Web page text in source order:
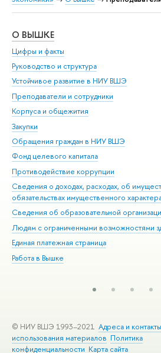
О ВЫШКЕ
Цифры и факты
Руководство и структура
Устойчивое развитие в НИУ ВШЭ
Преподаватели и сотрудники
Корпуса и общежития
Закупки
Обращения граждан в НИУ ВШЭ
Фонд целевого капитала
Противодействие коррупции
Сведения о доходах, расходах, об
обязательствах имущественного
Сведения об образовательной
Людям с ограниченными возможностями
Единая платежная страница
Работа в Вышке
© НИУ ВШЭ 1993–2021 Адреса и контакты
использования материалов Политика
конфиденциальности Карта сайта